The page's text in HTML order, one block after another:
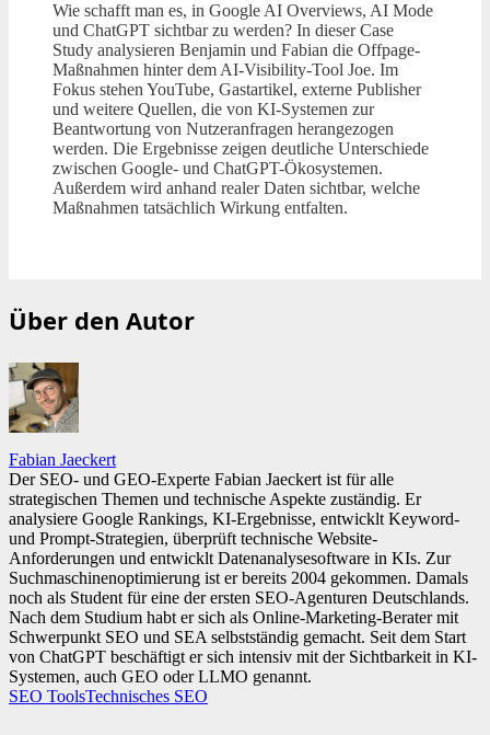
Wie schafft man es, in Google AI Overviews, AI Mode
und ChatGPT sichtbar zu werden? In dieser Case
Study analysieren Benjamin und Fabian die Offpage-
Maßnahmen hinter dem AI-Visibility-Tool Joe. Im
Fokus stehen YouTube, Gastartikel, externe Publisher
und weitere Quellen, die von KI-Systemen zur
Beantwortung von Nutzeranfragen herangezogen
werden. Die Ergebnisse zeigen deutliche Unterschiede
zwischen Google- und ChatGPT-Ökosystemen.
Außerdem wird anhand realer Daten sichtbar, welche
Maßnahmen tatsächlich Wirkung entfalten.
Über den Autor
Fabian Jaeckert
Der SEO- und GEO-Experte Fabian Jaeckert ist für alle
strategischen Themen und technische Aspekte zuständig. Er
analysiere Google Rankings, KI-Ergebnisse, entwicklt Keyword-
und Prompt-Strategien, überprüft technische Website-
Anforderungen und entwicklt Datenanalysesoftware in KIs. Zur
Suchmaschinenoptimierung ist er bereits 2004 gekommen. Damals
noch als Student für eine der ersten SEO-Agenturen Deutschlands.
Nach dem Studium habt er sich als Online-Marketing-Berater mit
Schwerpunkt SEO und SEA selbstständig gemacht. Seit dem Start
von ChatGPT beschäftigt er sich intensiv mit der Sichtbarkeit in KI-
Systemen, auch GEO oder LLMO genannt.
SEO ToolsTechnisches SEO